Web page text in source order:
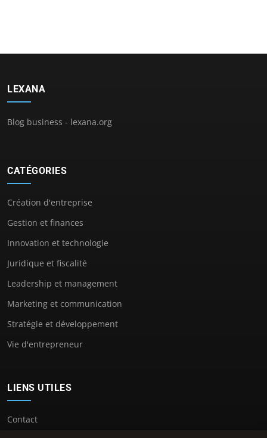
LEXANA
Blog business - lexana.org
CATÉGORIES
Création d'entreprise
Gestion et finances
Innovation et technologie
Juridique et fiscalité
Leadership et management
Marketing et communication
Stratégie et développement
Vie d'entrepreneur
LIENS UTILES
Contact